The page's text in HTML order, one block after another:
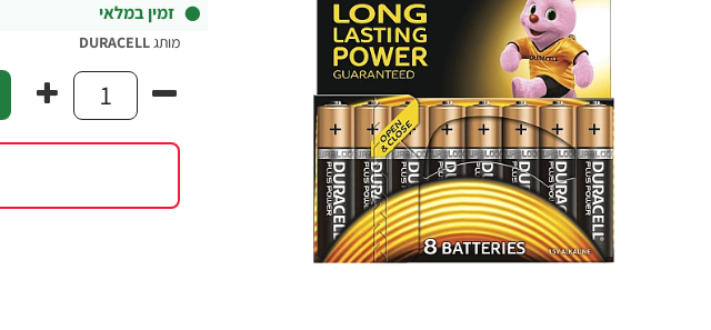
זמין במלאי
מותגDURACELL